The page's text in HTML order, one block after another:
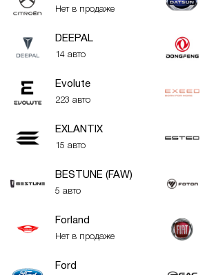
Нет в продаже
DEEPAL
14 авто
Evolute
223 авто
EXLANTIX
15 авто
BESTUNE (FAW)
5 авто
Forland
Нет в продаже
Ford